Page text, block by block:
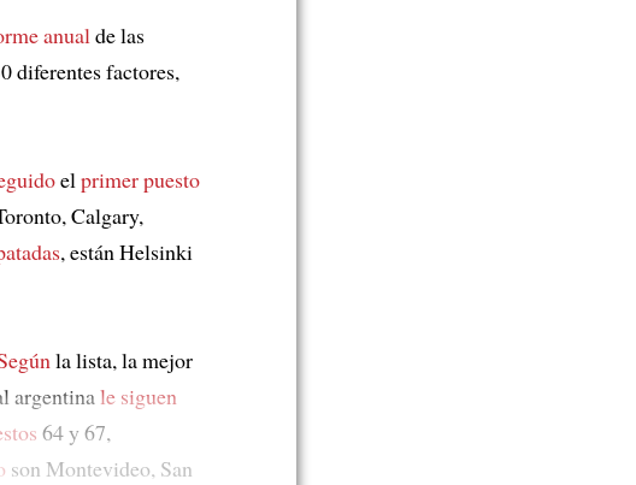
anualde las
diferentes factores,
elprimer puesto
Calgary,
, están Helsinki
la lista, la mejor
argentinale siguen
64 y 67,
son Montevideo, San